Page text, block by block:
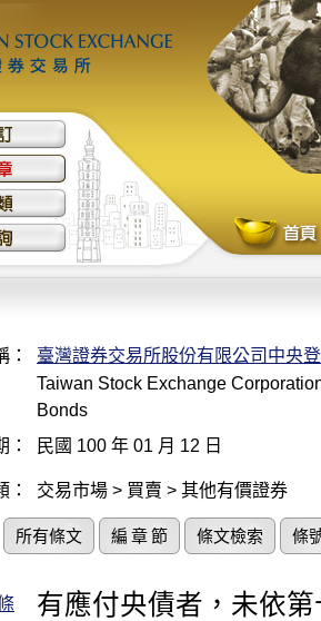
臺灣證券交易所股份有限公司中央
Taiwan Stock Exchange
Bonds
：
民國 100 年 01 月 12 日
： 交易市場 > 買賣 > 其他有價證券
所有條文 編 章 節 條文檢索 條
有應付央債者，未依